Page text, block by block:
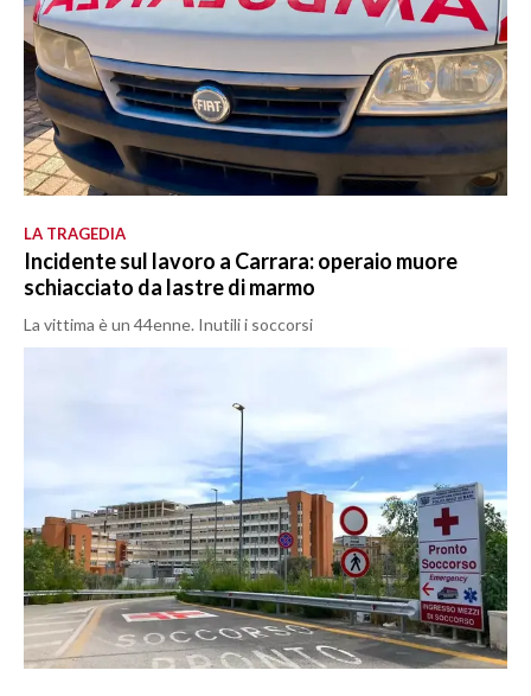
LA TRAGEDIA
Incidente sul lavoro a Carrara: operaio muore
schiacciato da lastre di marmo
La vittima è un 44enne. Inutili i soccorsi